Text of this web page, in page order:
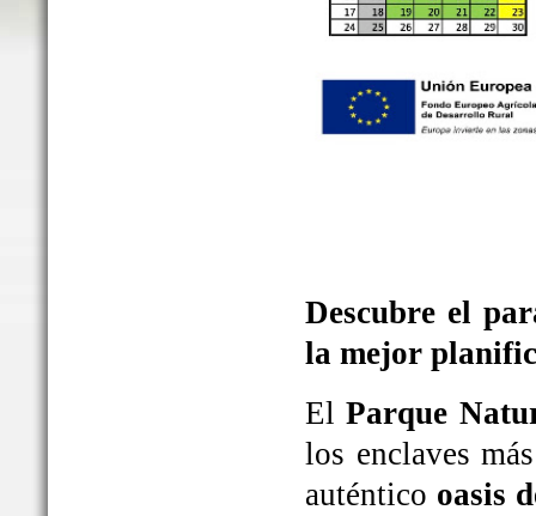
Descubre el
la mejor
ElParque
los enclaves
auténtico oasis